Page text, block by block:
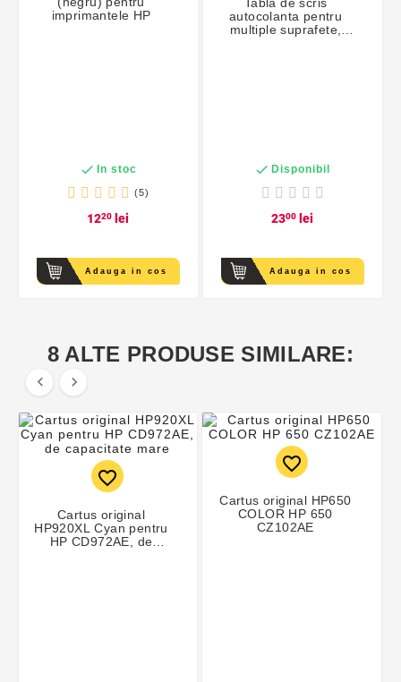
imprimantele HP
 In stoc
(5)
1220 lei
Adauga in cos
Tabla de scris
autocolanta pentru
multiple suprafete,
 Disponibil
2300 lei
Adauga in cos
8 ALTE PRODUSE SIMILARE:
 
favorite_border
Cartus original
HP920XL Cyan pentru
HP CD972AE, de
favorite_border
Cartus original HP650
COLOR HP 650
CZ102AE